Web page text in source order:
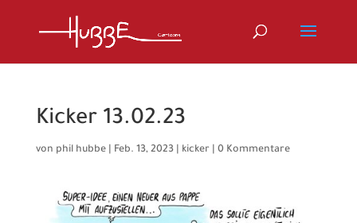
Kicker 13.02.23
von phil hubbe| Feb. 13, 2023| kicker| 0 Kommentare